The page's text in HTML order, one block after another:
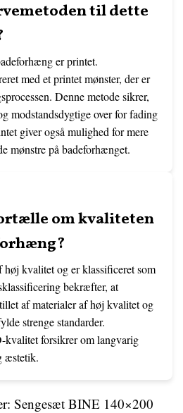
til dette
er printet.
med et printet mønster, der er
Denne metode sikrer,
modstandsdygtige over for fading
giver også mulighed for mere
mønstre på badeforhænget.
om kvaliteten
kvalitet og er klassificeret som
bekræfter, at
af materialer af høj kvalitet og
strenge standarder.
forsikrer om langvarig
æstetik.
Sengesæt BINE 140×200